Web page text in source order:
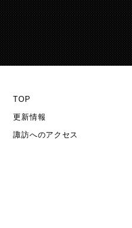
TOP
更新情報
諏訪へのアクセス